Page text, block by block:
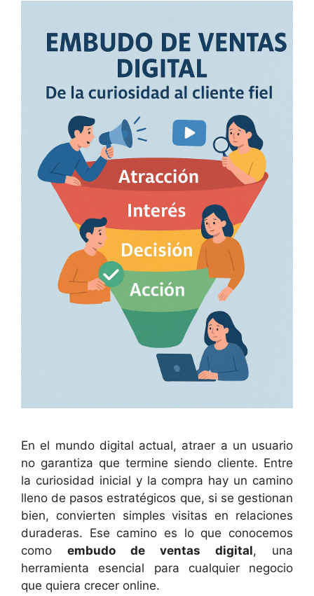
En el mundo digital actual, atraer a un usuario
no garantiza que termine siendo cliente. Entre
la curiosidad inicial y la compra hay un camino
lleno de pasos estratégicos que, si se gestionan
bien, convierten simples visitas en relaciones
duraderas. Ese camino es lo que conocemos
como embudo de ventas digital, una
herramienta esencial para cualquier negocio
que quiera crecer online.